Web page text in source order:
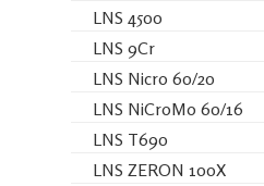
LNS 4500
LNS 9Cr
LNS Nicro 60/20
LNS NiCroMo 60/16
LNS T690
LNS ZERON 100X